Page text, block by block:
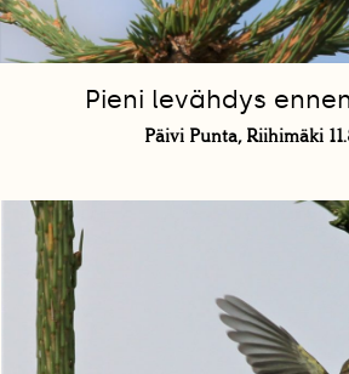
Pieni levähdys
Päivi Punta, Riihimäki